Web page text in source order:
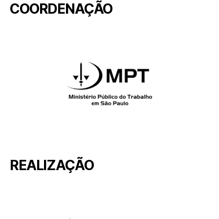
COORDENAÇÃO
REALIZAÇÃO